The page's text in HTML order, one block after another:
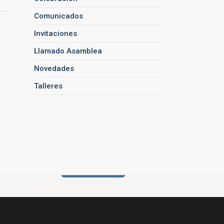
Comunicados
Invitaciones
Llamado Asamblea
Novedades
Talleres